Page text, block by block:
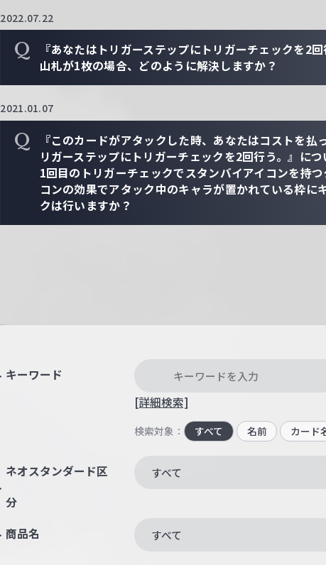
2022.07.22
Q
『あなたはトリガーステップにトリガーチェックを2回
山札が1枚の場合、どのように解決しますか？
2021.01.07
Q
『このカードがアタックした時、あなたはコストを
リガーステップにトリガーチェックを2回行う。』につ
1回目のトリガーチェックでスタンバイアイコンを持
コンの効果でアタック中のキャラが置かれている枠
クは行いますか？
キーワード
[詳細検索]
検索対象： すべて 名前 カード
ネオスタンダード区
分
すべて
商品名 すべて